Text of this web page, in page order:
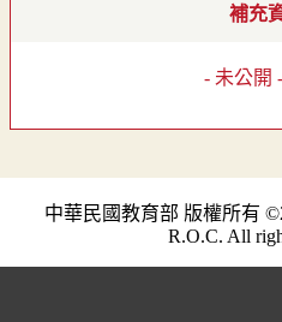
補充
- 未公開 -
中華民國教育部 版權所有
R.O.C. All